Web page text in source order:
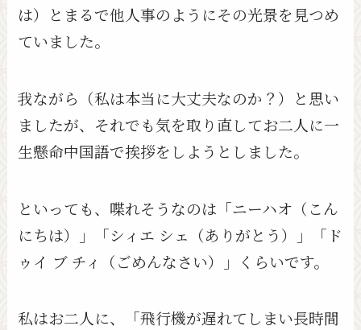
は）とまるで他人事のようにその光景を見つめ
ていました。
我ながら（私は本当に大丈夫なのか？）と思い
ましたが、それでも気を取り直してお二人に一
生懸命中国語で挨拶をしようとしました。
といっても、喋れそうなのは「ニーハオ（こん
にちは）」「シィエ シェ（ありがとう）」「ド
ゥイ ブ チィ（ごめんなさい）」くらいです。
私はお二人に、「飛行機が遅れてしまい長時間